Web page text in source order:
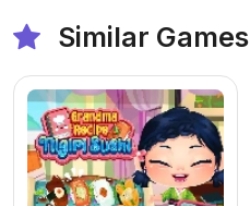
Similar Games